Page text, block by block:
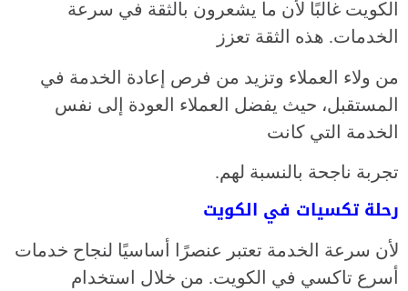
الكويت غالبًا لأن ما يشعرون بالثقة في سرعة
الخدمات. هذه الثقة تعزز
من ولاء العملاء وتزيد من فرص إعادة الخدمة في
المستقبل، حيث يفضل العملاء العودة إلى نفس
الخدمة التي كانت
تجربة ناجحة بالنسبة لهم.
رحلة تكسيات في الكويت
لأن سرعة الخدمة تعتبر عنصرًا أساسيًا لنجاح خدمات
أسرع تاكسي في الكويت. من خلال استخدام